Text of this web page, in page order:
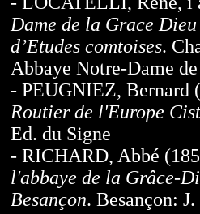
Dame de la Grace
d’Etudes comtoises.
Abbaye Notre-Dame
- PEUGNIEZ, Bernard
Routier de l'Europe
Ed. du Signe
- RICHARD, Abbé
l'abbaye de la Grâce-
Besançon. Besançon: